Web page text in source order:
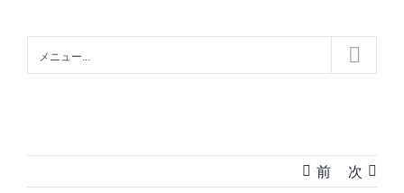
contentメニュー...
前 次